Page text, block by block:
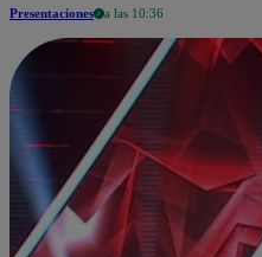
Presentaciones a las 10:36